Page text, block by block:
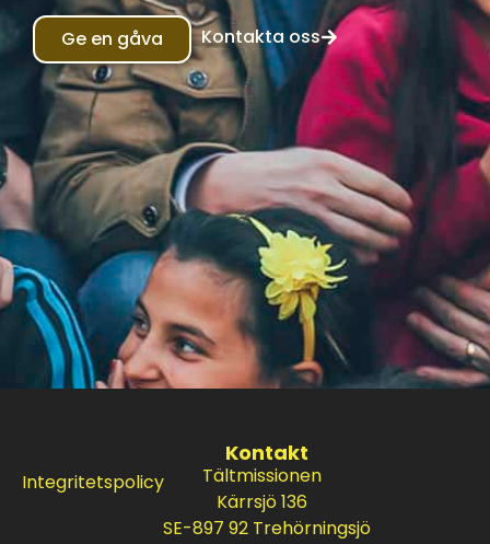
Ge en gåva Kontakta oss
Integritetspolicy
Kontakt
Tältmissionen
Kärrsjö 136
SE-897 92 Trehörningsjö